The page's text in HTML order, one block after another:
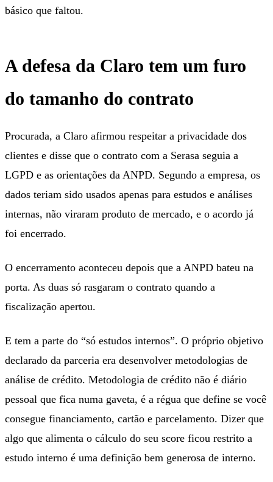
básico que faltou.
A defesa da Claro tem um furo
do tamanho do contrato
Procurada, a Claro afirmou respeitar a privacidade dos
clientes e disse que o contrato com a Serasa seguia a
LGPD e as orientações da ANPD. Segundo a empresa, os
dados teriam sido usados apenas para estudos e análises
internas, não viraram produto de mercado, e o acordo já
foi encerrado.
O encerramento aconteceu depois que a ANPD bateu na
porta. As duas só rasgaram o contrato quando a
fiscalização apertou.
E tem a parte do “só estudos internos”. O próprio objetivo
declarado da parceria era desenvolver metodologias de
análise de crédito. Metodologia de crédito não é diário
pessoal que fica numa gaveta, é a régua que define se você
consegue financiamento, cartão e parcelamento. Dizer que
algo que alimenta o cálculo do seu score ficou restrito a
estudo interno é uma definição bem generosa de interno.